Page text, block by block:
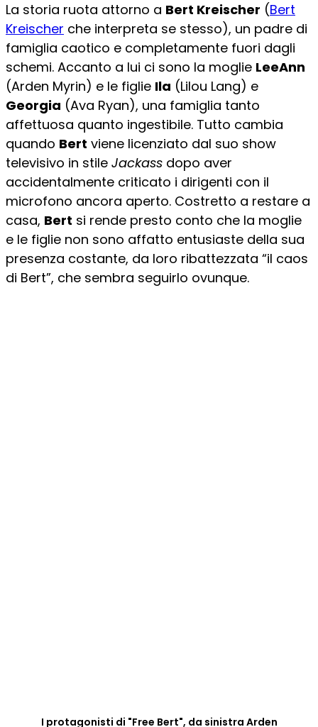
La storia ruota attorno a Bert Kreischer (Bert
Kreischer che interpreta se stesso), un padre di
famiglia caotico e completamente fuori dagli
schemi. Accanto a lui ci sono la moglie LeeAnn
(Arden Myrin) e le figlie Ila (Lilou Lang) e
Georgia (Ava Ryan), una famiglia tanto
affettuosa quanto ingestibile. Tutto cambia
quando Bert viene licenziato dal suo show
televisivo in stile Jackass dopo aver
accidentalmente criticato i dirigenti con il
microfono ancora aperto. Costretto a restare a
casa, Bert si rende presto conto che la moglie
e le figlie non sono affatto entusiaste della sua
presenza costante, da loro ribattezzata “il caos
di Bert”, che sembra seguirlo ovunque.
I protagonisti di "Free Bert", da sinistra Arden